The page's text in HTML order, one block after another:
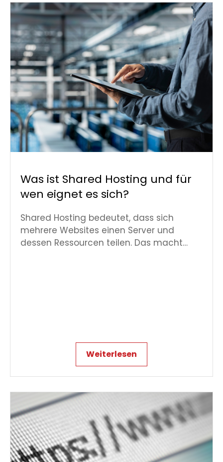
Was ist Shared Hosting und für
wen eignet es sich?
Shared Hosting bedeutet, dass sich
mehrere Websites einen Server und
dessen Ressourcen teilen. Das macht…
Weiterlesen